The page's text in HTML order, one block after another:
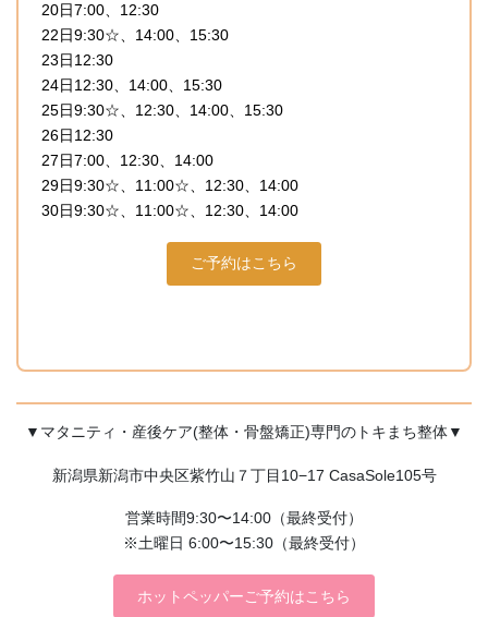
20日7:00、12:30
22日9:30☆、14:00、15:30
23日12:30
24日12:30、14:00、15:30
25日9:30☆、12:30、14:00、15:30
26日12:30
27日7:00、12:30、14:00
29日9:30☆、11:00☆、12:30、14:00
30日9:30☆、11:00☆、12:30、14:00
ご予約はこちら
▼マタニティ・産後ケア(整体・骨盤矯正)専門のトキまち整体▼
新潟県新潟市中央区紫竹山７丁目10−17 CasaSole105号
営業時間9:30〜14:00（最終受付）
※土曜日 6:00〜15:30（最終受付）
ホットペッパーご予約はこちら